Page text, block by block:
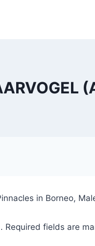
in Borneo,
Required fields are